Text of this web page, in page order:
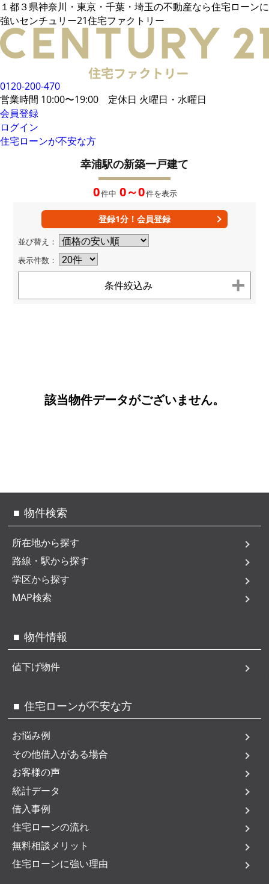
１都３県神奈川・東京・千葉・埼玉の不動産なら住宅ローンに
強いセンチュリー21住宅ファクトリー
0120-200-470
営業時間 10:00〜19:00 定休日 火曜日・水曜日
会員登録
ログイン
住宅ローンが不安な方
電話でご相談
メールでご相談
来店予約
LINEでお問い合わせ
お悩み例
その他借入がある場合
統計データ
借入事例
住宅ローンに強い
住宅ローン内緒話
無料会員登録はこちら
ログイン
お気に入り一覧
所在地から探す
路線・駅から探す
新着物件
センチュリー21とは
個人情報保護方針
幸浦駅の新築一戸建て
0件中 0～0件を表示
登録1分！会員登録
並び替え：
表示件数：
条件絞込み
該当物件データがございません。
物件検索
所在地から探す
路線・駅から探す
学区から探す
MAP検索
物件情報
値下げ物件
住宅ローンが不安な方
お悩み例
その他借入がある場合
お客様の声
統計データ
借入事例
住宅ローンの流れ
無料相談メリット
住宅ローンに強い理由